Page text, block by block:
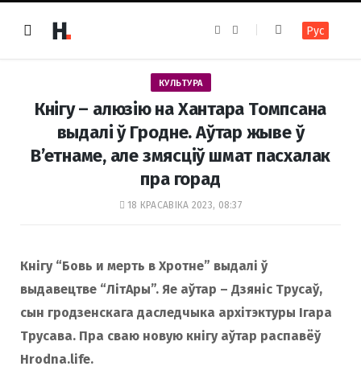
e
k
t
a
m
Рус
КУЛЬТУРА
Кнігу – алюзію на Хантара Томпсана
выдалі ў Гродне. Аўтар жыве ў
В’етнаме, але змясціў шмат пасхалак
пра горад
18 КРАСАВІКА 2023, 08:37
Кнігу “Бовь и мерть в Хротне” выдалі ў
выдавецтве “ЛітАры”. Яе аўтар – Дзяніс Трусаў,
сын гродзенскага даследчыка архітэктуры Ігара
Трусава. Пра сваю новую кнігу аўтар распавёў
Hrodna.life.